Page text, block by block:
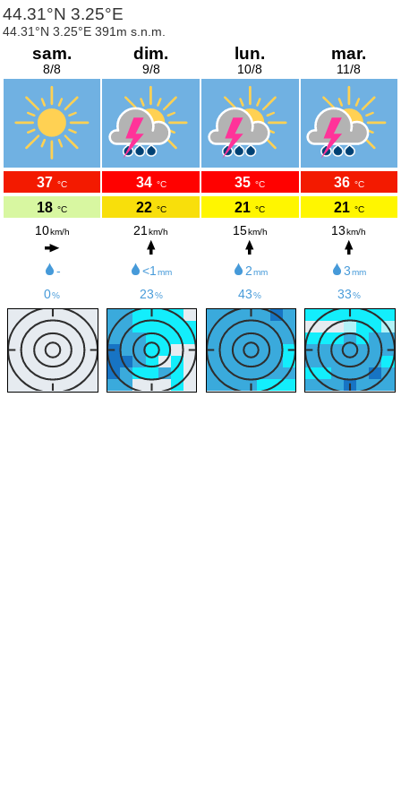
44.31°N 3.25°E
44.31°N 3.25°E 391m s.n.m.
sam.
8/8
37 °C
18 °C
10km/h
-
0%
dim.
9/8
34 °C
22 °C
21km/h
<1mm
23%
lun.
10/8
35 °C
21 °C
15km/h
2mm
43 %
mar.
11/8
36 °C
21 °C
13 km/h
3 mm
33%